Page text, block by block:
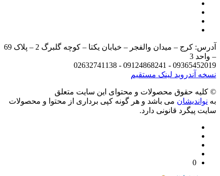
آدرس: کرج – میدان والفجر – خیابان یکتا – کوچه گلبرگ 2 – پلاک 69
3
09365452019 - 09124868241 -
آندرویدلینک مستقیم
حقوق محصولات و محتوای اين سایت متعلق
می باشد و هر گونه کپی برداری از محتوا و محصولات
پیگرد قانونی دارد.